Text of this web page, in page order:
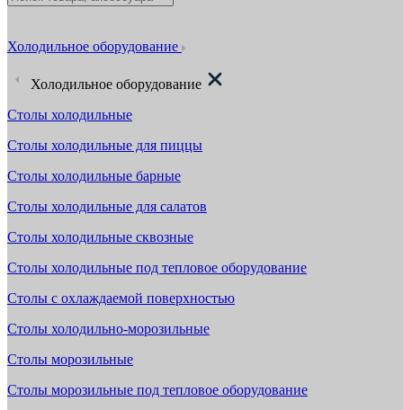
Холодильное оборудование
Холодильное оборудование
Столы холодильные
Столы холодильные для пиццы
Столы холодильные барные
Столы холодильные для салатов
Столы холодильные сквозные
Столы холодильные под тепловое оборудование
Столы с охлаждаемой поверхностью
Столы холодильно-морозильные
Столы морозильные
Столы морозильные под тепловое оборудование